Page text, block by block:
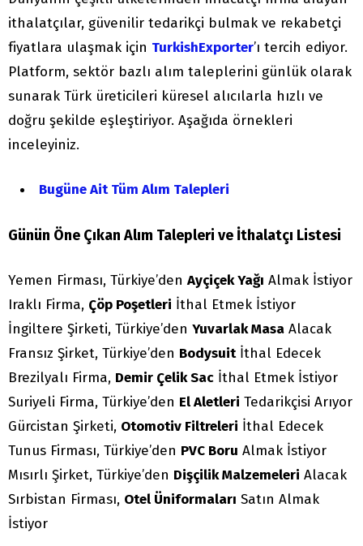
ithalatçılar, güvenilir tedarikçi bulmak ve rekabetçi
fiyatlara ulaşmak için TurkishExporter’ı tercih ediyor.
Platform, sektör bazlı alım taleplerini günlük olarak
sunarak Türk üreticileri küresel alıcılarla hızlı ve
doğru şekilde eşleştiriyor. Aşağıda örnekleri
inceleyiniz.
Bugüne Ait Tüm Alım Talepleri
Günün Öne Çıkan Alım Talepleri ve İthalatçı Listesi
Yemen Firması, Türkiye’den Ayçiçek Yağı Almak İstiyor
Iraklı Firma, Çöp Poşetleri İthal Etmek İstiyor
İngiltere Şirketi, Türkiye’den Yuvarlak Masa Alacak
Fransız Şirket, Türkiye’den Bodysuitİthal Edecek
Brezilyalı Firma, Demir Çelik Sac İthal Etmek İstiyor
Suriyeli Firma, Türkiye’den El Aletleri Tedarikçisi Arıyor
Gürcistan Şirketi, Otomotiv Filtreleri İthal Edecek
Tunus Firması, Türkiye’den PVC Boru Almak İstiyor
Mısırlı Şirket, Türkiye’den Dişçilik Malzemeleri Alacak
Sırbistan Firması, Otel Üniformaları Satın Almak
İstiyor